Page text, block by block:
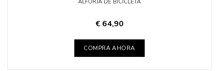
ALFORJA DE BICICLETA
€ 64,90
COMPRA AHORA